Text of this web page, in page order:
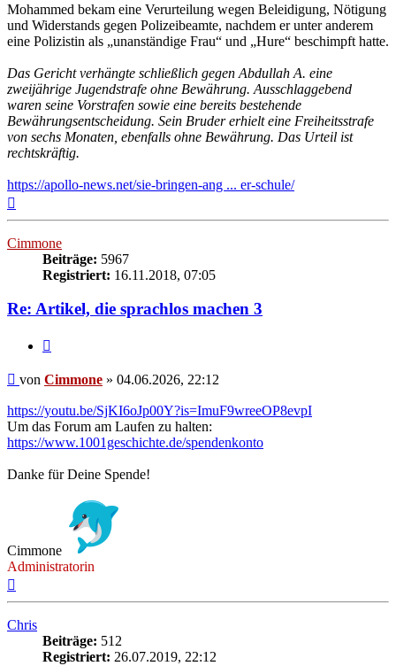
Mohammed bekam eine Verurteilung wegen Beleidigung, Nötigung
und Widerstands gegen Polizeibeamte, nachdem er unter anderem
eine Polizistin als „unanständige Frau“ und „Hure“ beschimpft hatte.
Das Gericht verhängte schließlich gegen Abdullah A. eine
zweijährige Jugendstrafe ohne Bewährung. Ausschlaggebend
waren seine Vorstrafen sowie eine bereits bestehende
Bewährungsentscheidung. Sein Bruder erhielt eine Freiheitsstrafe
von sechs Monaten, ebenfalls ohne Bewährung. Das Urteil ist
rechtskräftig.
https://apollo-news.net/sie-bringen-ang ... er-schule/
Cimmone
Beiträge: 5967
Registriert: 16.11.2018, 07:05
Re: Artikel, die sprachlos machen 3
Beitrag
von Cimmone » 04.06.2026, 22:12
https://youtu.be/SjKI6oJp00Y?is=ImuF9wreeOP8evpI
Um das Forum am Laufen zu halten:
https://www.1001geschichte.de/spendenkonto
Danke für Deine Spende!
Cimmone
Administratorin
Chris
Beiträge: 512
Registriert: 26.07.2019, 22:12